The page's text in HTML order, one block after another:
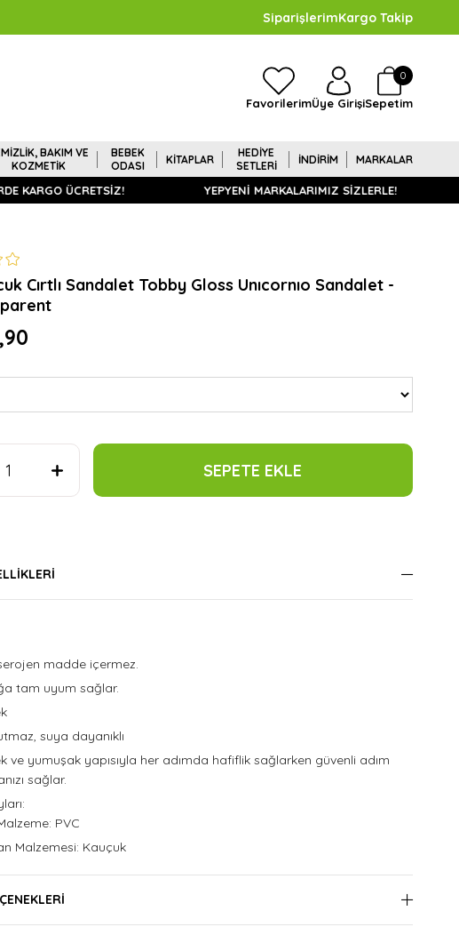
SiparişlerimKargo Takip
FavorilerimÜye GirişiSepetim
0
BAKIM VE
KOZMETİK
BEBEK
ODASI
KİTAPLAR
HEDİYE
SETLERİ
İNDİRİM MARKALAR
ÜCRETSİZ! YEPYENİ MARKALARIMIZ SİZLERLE!
Cırtlı Sandalet Tobby Gloss Unıcornıo Sandalet -
madde içermez.
tam uyum sağlar.
suya dayanıklı
ve yumuşak yapısıyla her adımda hafiflik sağlarken güvenli adım
sağlar.
PVC
Malzemesi: Kauçuk